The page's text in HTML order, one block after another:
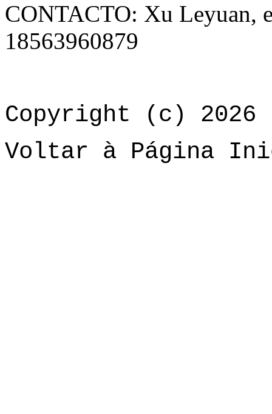
CONTACTO: Xu Leyuan,
18563960879
Copyright (c) 2026
Voltar à Página